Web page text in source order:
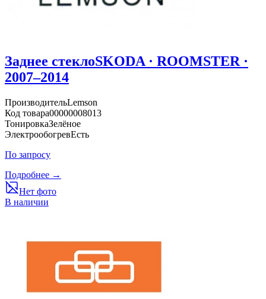
Заднее стеклоSKODA · ROOMSTER ·
2007–2014
ПроизводительLemson
Код товара00000008013
ТонировкаЗелёное
ЭлектрообогревЕсть
По запросу
Подробнее →
Нет фото
В наличии